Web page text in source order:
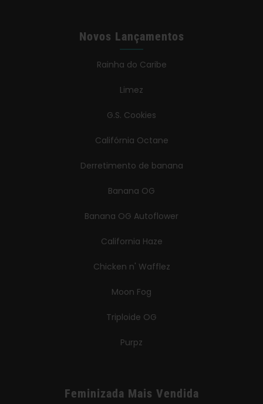
Novos Lançamentos
Rainha do Caribe
Limez
G.S. Cookies
Califórnia Octane
Derretimento de banana
Banana OG
Banana OG Autoflower
California Haze
Chicken n' Wafflez
Moon Fog
Triploide OG
Purpz
Feminizada Mais Vendida